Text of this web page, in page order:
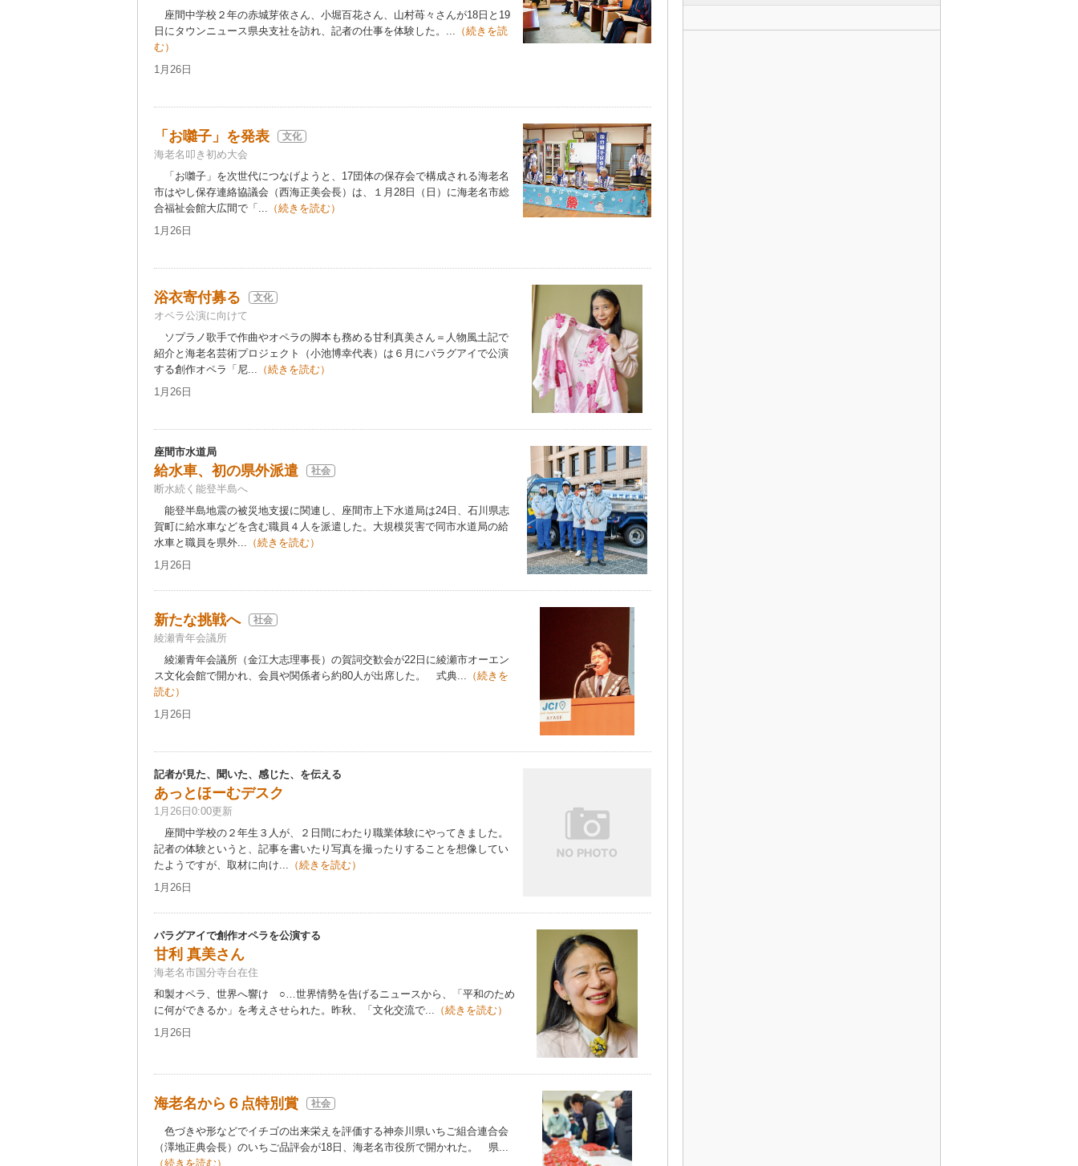
座間中学校２年の赤城芽依さん、小堀百花さん、山村苺々さんが18日と19
日にタウンニュース県央支社を訪れ、記者の仕事を体験した。... （続きを読
む）
1月26日
「お囃子」を発表 文化
海老名叩き初め大会
「お囃子」を次世代につなげようと、17団体の保存会で構成される海老名
市はやし保存連絡協議会（西海正美会長）は、１月28日（日）に海老名市総
合福祉会館大広間で「... （続きを読む）
1月26日
浴衣寄付募る 文化
オペラ公演に向けて
ソプラノ歌手で作曲やオペラの脚本も務める甘利真美さん＝人物風土記で
紹介と海老名芸術プロジェクト（小池博幸代表）は６月にパラグアイで公演
する創作オペラ「尼... （続きを読む）
1月26日
座間市水道局
給水車、初の県外派遣 社会
断水続く能登半島へ
能登半島地震の被災地支援に関連し、座間市上下水道局は24日、石川県志
賀町に給水車などを含む職員４人を派遣した。大規模災害で同市水道局の給
水車と職員を県外... （続きを読む）
1月26日
新たな挑戦へ 社会
綾瀬青年会議所
綾瀬青年会議所（金江大志理事長）の賀詞交歓会が22日に綾瀬市オーエン
ス文化会館で開かれ、会員や関係者ら約80人が出席した。 式典... （続きを
読む）
1月26日
記者が見た、聞いた、感じた、を伝える
あっとほーむデスク
1月26日0:00更新
座間中学校の２年生３人が、２日間にわたり職業体験にやってきました。
記者の体験というと、記事を書いたり写真を撮ったりすることを想像してい
たようですが、取材に向け... （続きを読む）
1月26日
パラグアイで創作オペラを公演する
甘利 真美さん
海老名市国分寺台在住
和製オペラ、世界へ響け ○…世界情勢を告げるニュースから、「平和のため
に何ができるか」を考えさせられた。昨秋、「文化交流で... （続きを読む）
1月26日
海老名から６点特別賞 社会
色づきや形などでイチゴの出来栄えを評価する神奈川県いちご組合連合会
（澤地正典会長）のいちご品評会が18日、海老名市役所で開かれた。 県...
（続きを読む）